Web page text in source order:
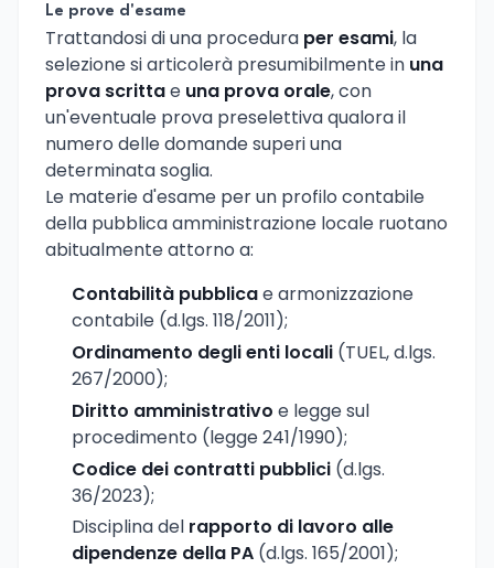
Le prove d'esame
Trattandosi di una procedura per esami, la
selezione si articolerà presumibilmente in una
prova scrittae una prova orale, con
un'eventuale prova preselettiva qualora il
numero delle domande superi una
determinata soglia.
Le materie d'esame per un profilo contabile
della pubblica amministrazione locale ruotano
abitualmente attorno a:
Contabilità pubblicae armonizzazione
contabile (d.lgs. 118/2011);
Ordinamento degli enti locali (TUEL, d.lgs.
267/2000);
Diritto amministrativo e legge sul
procedimento (legge 241/1990);
Codice dei contratti pubblici (d.lgs.
36/2023);
Disciplina del rapporto di lavoro alle
dipendenze della PA (d.lgs. 165/2001);